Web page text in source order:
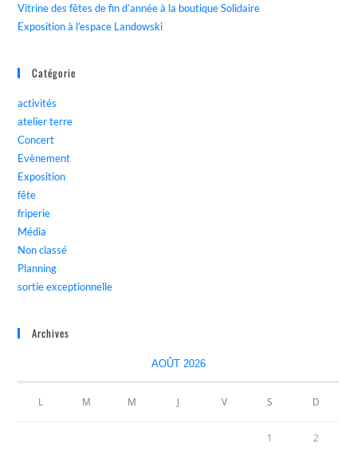
Vitrine des fêtes de fin d’année à la boutique Solidaire
Exposition à l’espace Landowski
Catégorie
activités
atelier terre
Concert
Evènement
Exposition
fête
friperie
Média
Non classé
Planning
sortie exceptionnelle
Archives
AOÛT 2026
L M M J V S D
1 2